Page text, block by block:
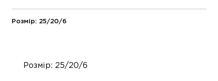
Розмір: 25/20/6
Розмір: 25/20/6